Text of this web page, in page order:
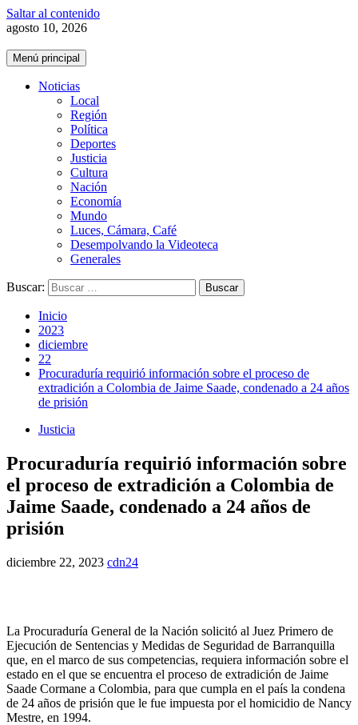
Saltar al contenido
agosto 10, 2026
Menú principal
Noticias
Local
Región
Política
Deportes
Justicia
Cultura
Nación
Economía
Mundo
Luces, Cámara, Café
Desempolvando la Videoteca
Generales
Buscar:
Inicio
2023
diciembre
22
Procuraduría requirió información sobre el proceso de
extradición a Colombia de Jaime Saade, condenado a 24 años
de prisión
Justicia
Procuraduría requirió información sobre
el proceso de extradición a Colombia de
Jaime Saade, condenado a 24 años de
prisión
diciembre 22, 2023 cdn24
La Procuraduría General de la Nación solicitó al Juez Primero de
Ejecución de Sentencias y Medidas de Seguridad de Barranquilla
que, en el marco de sus competencias, requiera información sobre el
estado en el que se encuentra el proceso de extradición de Jaime
Saade Cormane a Colombia, para que cumpla en el país la condena
de 24 años de prisión que le fue impuesta por el homicidio de Nancy
Mestre, en 1994.